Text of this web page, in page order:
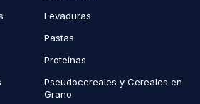
Levaduras
Pastas
Proteínas
Pseudocereales y Cereales en
Grano